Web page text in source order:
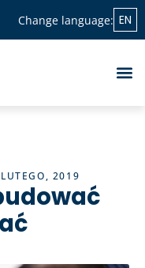
Change language: EN
2019